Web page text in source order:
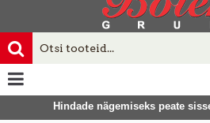
Hindade nägemiseks peate